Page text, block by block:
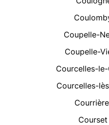
Coupelle-
Coupelle-
Courcelles-
Courcelles-